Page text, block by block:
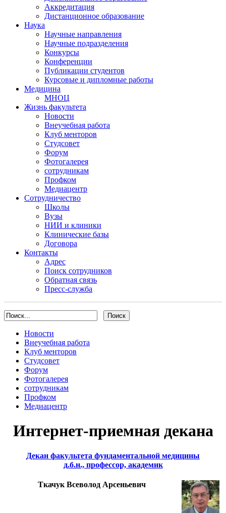
Аккредитация
Дистанционное образование
Наука
Научные направления
Научные подразделения
Конкурсы
Конференции
Публикации студентов
Курсовые и дипломные работы
Медицина
МНОЦ
Жизнь факультета
Новости
Внеучебная работа
Клуб менторов
Студсовет
Форум
Фотогалерея
сотрудникам
Профком
Медиацентр
Сотрудничество
Школы
Вузы
НИИ и клиники
Клинические базы
Договора
Контакты
Адрес
Поиск сотрудников
Обратная связь
Пресс-служба
Новости
Внеучебная работа
Клуб менторов
Студсовет
Форум
Фотогалерея
сотрудникам
Профком
Медиацентр
Интернет-приемная декана
Декан факультета фундаментальной медицины
д.б.н., профессор, академик
Ткачук Всеволод Арсеньевич